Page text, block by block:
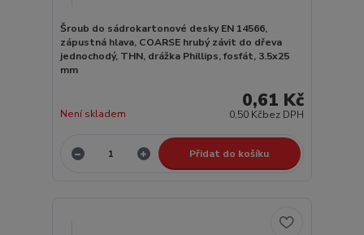
Šroub do sádrokartonové desky EN 14566,
zápustná hlava, COARSE hrubý závit do dřeva
jednochodý, THN, drážka Phillips, fosfát, 3.5x25
mm
0,61 Kč
0,50 Kčbez DPH
Není skladem
Přidat do košíku